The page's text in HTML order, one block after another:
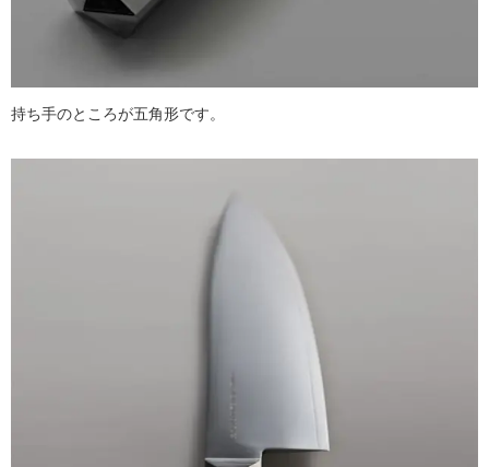
持ち手のところが五角形です。